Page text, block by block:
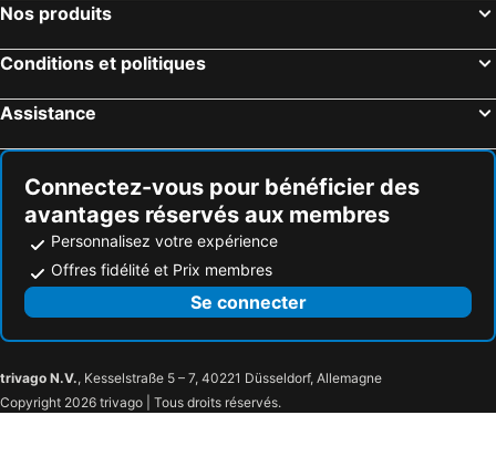
Nos produits
Conditions et politiques
Assistance
Connectez-vous pour bénéficier des
avantages réservés aux membres
Personnalisez votre expérience
Offres fidélité et Prix membres
Se connecter
trivago N.V., Kesselstraße 5 – 7, 40221 Düsseldorf, Allemagne
Copyright 2026 trivago | Tous droits réservés.